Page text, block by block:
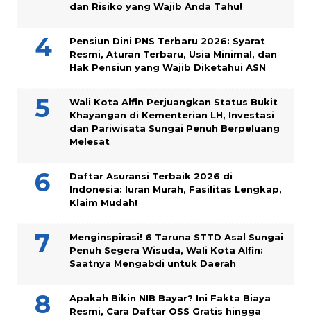
dan Risiko yang Wajib Anda Tahu!
Pensiun Dini PNS Terbaru 2026: Syarat
Resmi, Aturan Terbaru, Usia Minimal, dan
Hak Pensiun yang Wajib Diketahui ASN
Wali Kota Alfin Perjuangkan Status Bukit
Khayangan di Kementerian LH, Investasi
dan Pariwisata Sungai Penuh Berpeluang
Melesat
Daftar Asuransi Terbaik 2026 di
Indonesia: Iuran Murah, Fasilitas Lengkap,
Klaim Mudah!
Menginspirasi! 6 Taruna STTD Asal Sungai
Penuh Segera Wisuda, Wali Kota Alfin:
Saatnya Mengabdi untuk Daerah
Apakah Bikin NIB Bayar? Ini Fakta Biaya
Resmi, Cara Daftar OSS Gratis hingga